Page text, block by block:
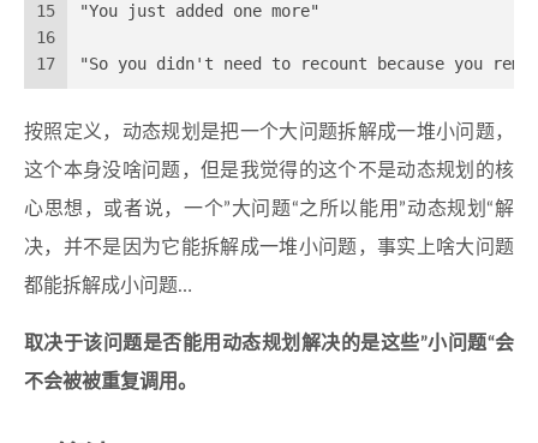
15
16
17
"You just added one more"
"So you didn't need to recount because you
按照定义，动态规划是把一个大问题拆解成一堆小问题，
这个本身没啥问题，但是我觉得的这个不是动态规划的核
心思想，或者说，一个”大问题“之所以能用”动态规划“解
决，并不是因为它能拆解成一堆小问题，事实上啥大问题
都能拆解成小问题…
取决于该问题是否能用动态规划解决的是这些”小问题“会
不会被被重复调用。